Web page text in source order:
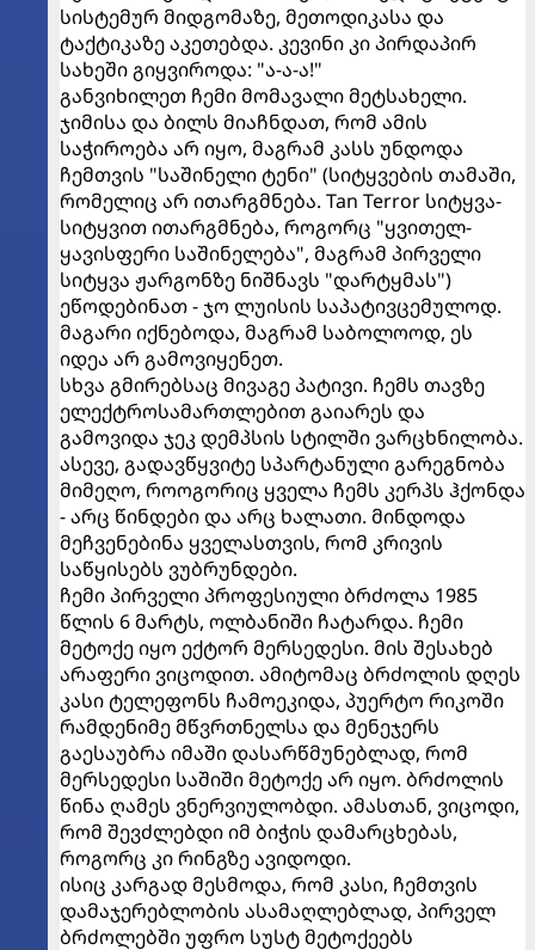
სისტემურ მიდგომაზე, მეთოდიკასა და
ტაქტიკაზე აკეთებდა. კევინი კი პირდაპირ
სახეში გიყვიროდა: "ა-ა-ა!"
განვიხილეთ ჩემი მომავალი მეტსახელი.
ჯიმისა და ბილს მიაჩნდათ, რომ ამის
საჭიროება არ იყო, მაგრამ კასს უნდოდა
ჩემთვის "საშინელი ტენი" (სიტყვების თამაში,
რომელიც არ ითარგმნება. Tan Terror სიტყვა-
სიტყვით ითარგმნება, როგორც "ყვითელ-
ყავისფერი საშინელება", მაგრამ პირველი
სიტყვა ჟარგონზე ნიშნავს "დარტყმას")
ეწოდებინათ - ჯო ლუისის საპატივცემულოდ.
მაგარი იქნებოდა, მაგრამ საბოლოოდ, ეს
იდეა არ გამოვიყენეთ.
სხვა გმირებსაც მივაგე პატივი. ჩემს თავზე
ელექტროსამართლებით გაიარეს და
გამოვიდა ჯეკ დემპსის სტილში ვარცხნილობა.
ასევე, გადავწყვიტე სპარტანული გარეგნობა
მიმეღო, როოგორიც ყველა ჩემს კერპს ჰქონდა
- არც წინდები და არც ხალათი. მინდოდა
მეჩვენებინა ყველასთვის, რომ კრივის
საწყისებს ვუბრუნდები.
ჩემი პირველი პროფესიული ბრძოლა 1985
წლის 6 მარტს, ოლბანიში ჩატარდა. ჩემი
მეტოქე იყო ექტორ მერსედესი. მის შესახებ
არაფერი ვიცოდით. ამიტომაც ბრძოლის დღეს
კასი ტელეფონს ჩამოეკიდა, პუერტო რიკოში
რამდენიმე მწვრთნელსა და მენეჯერს
გაესაუბრა იმაში დასარწმუნებლად, რომ
მერსედესი საშიში მეტოქე არ იყო. ბრძოლის
წინა ღამეს ვნერვიულობდი. ამასთან, ვიცოდი,
რომ შევძლებდი იმ ბიჭის დამარცხებას,
როგორც კი რინგზე ავიდოდი.
ისიც კარგად მესმოდა, რომ კასი, ჩემთვის
დამაჯერებლობის ასამაღლებლად, პირველ
ბრძოლებში უფრო სუსტ მეტოქეებს